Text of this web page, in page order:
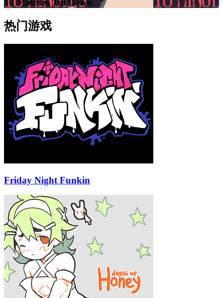
10 Minutes Till Dawn
热门游戏
Friday Night Funkin